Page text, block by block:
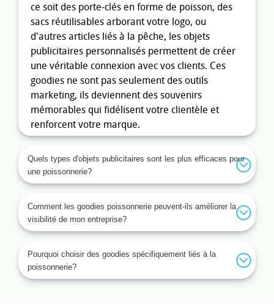
ce soit des porte-clés en forme de poisson, des
sacs réutilisables arborant votre logo, ou
d'autres articles liés à la pêche, les objets
publicitaires personnalisés permettent de créer
une véritable connexion avec vos clients. Ces
goodies ne sont pas seulement des outils
marketing, ils deviennent des souvenirs
mémorables qui fidélisent votre clientèle et
renforcent votre marque.
goodies poissonnerie
L'utilisation de goodies dédiés à la poissonnerie
présente plusieurs avantages. D'abord, ils
augmentent la visibilité de votre entreprise dans
votre communauté locale. Ensuite, ils améliorent
pratiques qui rendent votre marque plus
mémorable. De plus, choisir des objets en accord
Quels types d'objets publicitaires sont les plus efficaces pour
une poissonnerie?
Comment les goodies poissonnerie peuvent-ils améliorer la
visibilité de mon entreprise?
Pourquoi choisir des goodies spécifiquement liés à la
poissonnerie?